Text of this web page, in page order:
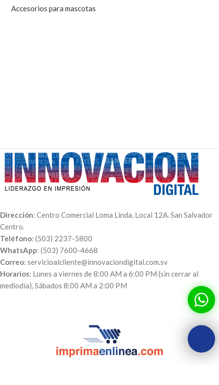
Accesorios para mascotas
Dirección: Centro Comercial Loma Linda, Local 12A. San Salvador
Centro.
Teléfono: (503) 2237-5800
WhatsApp: (503) 7600-4668
Correo: servicioalcliente@innovaciondigital.com.sv
Horarios: Lunes a viernes de 8:00 AM a 6:00 PM (sin cerrar al
mediodía), Sábados 8:00 AM a 2:00 PM